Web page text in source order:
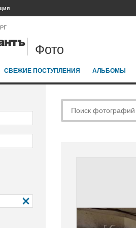
Фото
СВЕЖИЕ ПОСТУПЛЕНИЯ АЛЬБОМЫ